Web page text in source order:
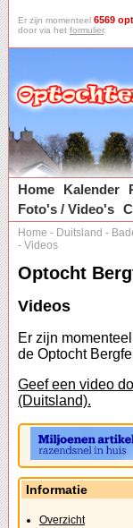
Er zijn momenteel 6569
door via het formulier.
Home
Kalender
Foto's / Video's
Home - Duitsland -
- Videos
Optocht
Videos
Er zijn
de Optocht
Geef een video
(Duitsland).
Informatie
Overzicht